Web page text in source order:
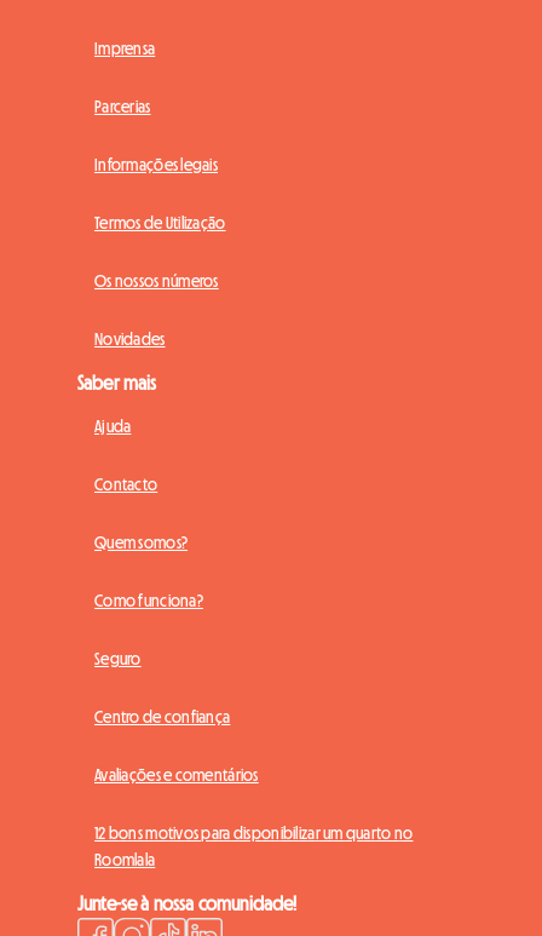
Imprensa
Parcerias
Informações legais
Termos de Utilização
Os nossos números
Novidades
Saber mais
Ajuda
Contacto
Quem somos?
Como funciona?
Seguro
Centro de confiança
Avaliações e comentários
12 bons motivos para disponibilizar um quarto no
Roomlala
Junte-se à nossa comunidade!